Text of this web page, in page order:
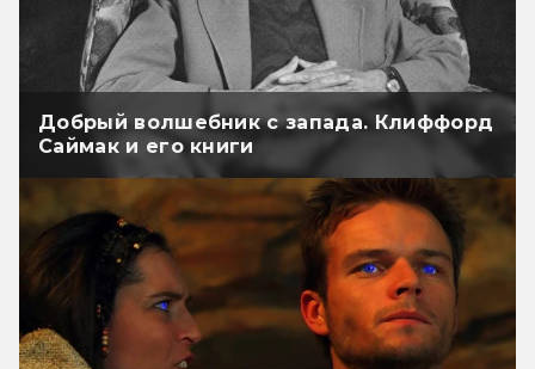
Добрый волшебник с запада. Клиффорд
Саймак и его книги